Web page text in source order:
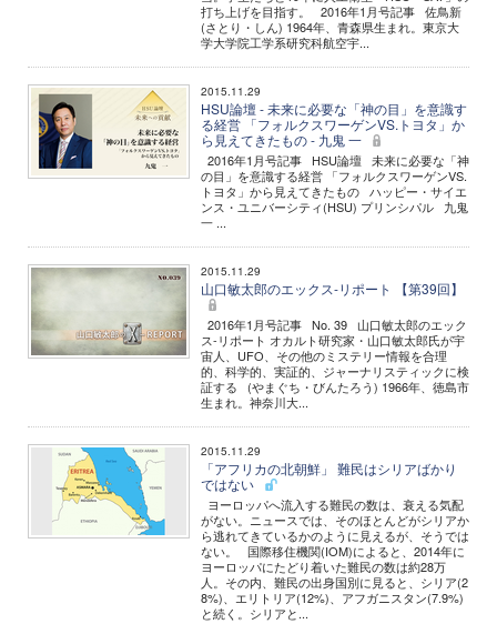
打ち上げを目指す。 2016年1月号記事 佐鳥新
(さとり・しん) 1964年、青森県生まれ。東京大
学大学院工学系研究科航空宇...
2015.11.29
HSU論壇 - 未来に必要な「神の目」を意識す
る経営 「フォルクスワーゲンVS.トヨタ」か
ら見えてきたもの - 九鬼 一
2016年1月号記事 HSU論壇 未来に必要な「神
の目」を意識する経営 「フォルクスワーゲンVS.
トヨタ」から見えてきたもの ハッピー・サイエ
ンス・ユニバーシティ(HSU) プリンシパル 九鬼
一 ...
2015.11.29
山口敏太郎のエックス-リポート 【第39回】
2016年1月号記事 No. 39 山口敏太郎のエック
ス-リポート オカルト研究家・山口敏太郎氏が宇
宙人、UFO、その他のミステリー情報を合理
的、科学的、実証的、ジャーナリスティックに検
証する (やまぐち・びんたろう) 1966年、徳島市
生まれ。神奈川大...
2015.11.29
「アフリカの北朝鮮」 難民はシリアばかり
ではない
ヨーロッパへ流入する難民の数は、衰える気配
がない。ニュースでは、そのほとんどがシリアか
ら逃れてきているかのように見えるが、そうでは
ない。 国際移住機関(IOM)によると、2014年に
ヨーロッパにたどり着いた難民の数は約28万
人。その内、難民の出身国別に見ると、シリア(2
8%)、エリトリア(12%)、アフガニスタン(7.9%)
と続く。シリアと...